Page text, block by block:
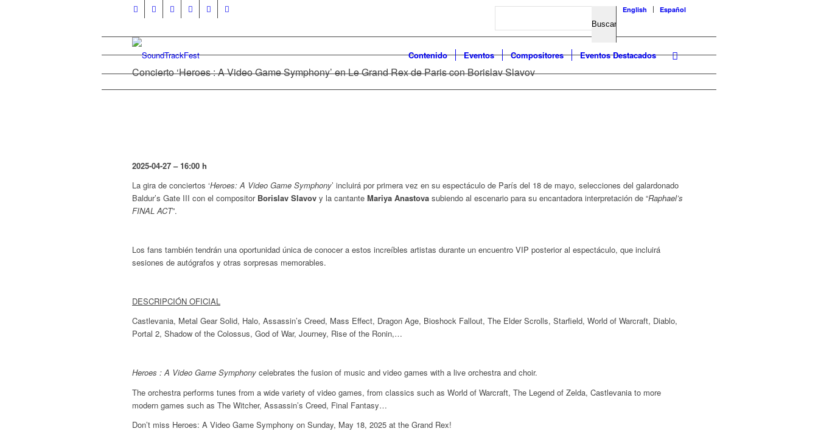
Search English Español
Contenido Eventos Compositores Eventos Destacados
Concierto ‘Heroes : A Video Game Symphony’ en Le Grand Rex de Paris con Borislav Slavov
2025-04-27 – 16:00 h
La gira de conciertos ‘Heroes: A Video Game Symphony’ incluirá por primera vez en su espectáculo de París del 18 de mayo, selecciones del galardonado
Baldur’s Gate III con el compositor Borislav Slavov y la cantante Mariya Anastova subiendo al escenario para su encantadora interpretación de “Raphael’s
FINAL ACT”.
Los fans también tendrán una oportunidad única de conocer a estos increíbles artistas durante un encuentro VIP posterior al espectáculo, que incluirá
sesiones de autógrafos y otras sorpresas memorables.
DESCRIPCIÓN OFICIAL
Castlevania, Metal Gear Solid, Halo, Assassin’s Creed, Mass Effect, Dragon Age, Bioshock Fallout, The Elder Scrolls, Starfield, World of Warcraft, Diablo,
Portal 2, Shadow of the Colossus, God of War, Journey, Rise of the Ronin,…
Heroes : A Video Game Symphony celebrates the fusion of music and video games with a live orchestra and choir.
The orchestra performs tunes from a wide variety of video games, from classics such as World of Warcraft, The Legend of Zelda, Castlevania to more
modern games such as The Witcher, Assassin’s Creed, Final Fantasy…
Don’t miss Heroes: A Video Game Symphony on Sunday, May 18, 2025 at the Grand Rex!